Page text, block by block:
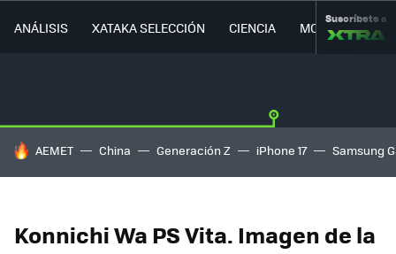
ANÁLISIS XATAKA SELECCIÓN CIENCIA MOVILIDAD
Suscríbete a
HOY SE HABLA DE
AEMET China Generación Z iPhone 17 Samsung
Konnichi Wa PS Vita. Imagen de la